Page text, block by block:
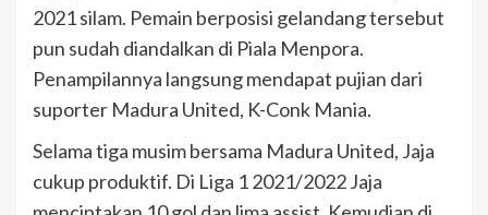
2021 silam. Pemain berposisi gelandang tersebut
pun sudah diandalkan di Piala Menpora.
Penampilannya langsung mendapat pujian dari
suporter Madura United, K-Conk Mania.
Selama tiga musim bersama Madura United, Jaja
cukup produktif. Di Liga 1 2021/2022 Jaja